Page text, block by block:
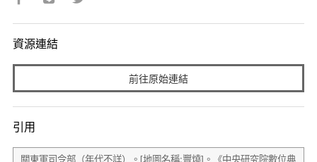
資源連結
前往原始連結
引用